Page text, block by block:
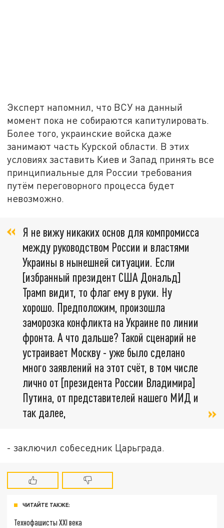
Эксперт напомнил, что ВСУ на данный
момент пока не собираются капитулировать.
Более того, украинские войска даже
занимают часть Курской области. В этих
условиях заставить Киев и Запад принять все
принципиальные для России требования
путём переговорного процесса будет
невозможно.
Я не вижу никаких основ для компромисса
между руководством России и властями
Украины в нынешней ситуации. Если
[избранный президент США Дональд]
Трамп видит, то флаг ему в руки. Ну
хорошо. Предположим, произошла
заморозка конфликта на Украине по линии
фронта. А что дальше? Такой сценарий не
устраивает Москву - уже было сделано
много заявлений на этот счёт, в том числе
лично от [президента России Владимира]
Путина, от представителей нашего МИД и
так далее,
- заключил собеседник Царьграда.
ЧИТАЙТЕ ТАКЖЕ:
Технофашисты XXI века